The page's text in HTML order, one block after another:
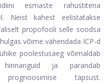
esmaste rahustitena
Neist kahest eelistatakse
propofooli selle soodsa
võime vähendada ICP-d
poolestusaeg võimaldab
hinnanguid ja parandab
täpsust.